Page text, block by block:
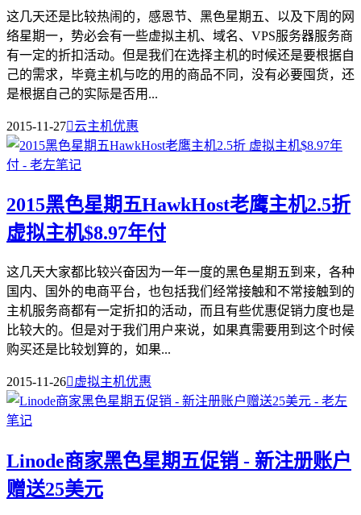
这几天还是比较热闹的，感恩节、黑色星期五、以及下周的网
络星期一，势必会有一些虚拟主机、域名、VPS服务器服务商
有一定的折扣活动。但是我们在选择主机的时候还是要根据自
己的需求，毕竟主机与吃的用的商品不同，没有必要囤货，还
是根据自己的实际是否用...
2015-11-27云主机优惠
2015黑色星期五HawkHost老鹰主机2.5折
虚拟主机$8.97年付
这几天大家都比较兴奋因为一年一度的黑色星期五到来，各种
国内、国外的电商平台，也包括我们经常接触和不常接触到的
主机服务商都有一定折扣的活动，而且有些优惠促销力度也是
比较大的。但是对于我们用户来说，如果真需要用到这个时候
购买还是比较划算的，如果...
2015-11-26虚拟主机优惠
Linode商家黑色星期五促销 - 新注册账户
赠送25美元